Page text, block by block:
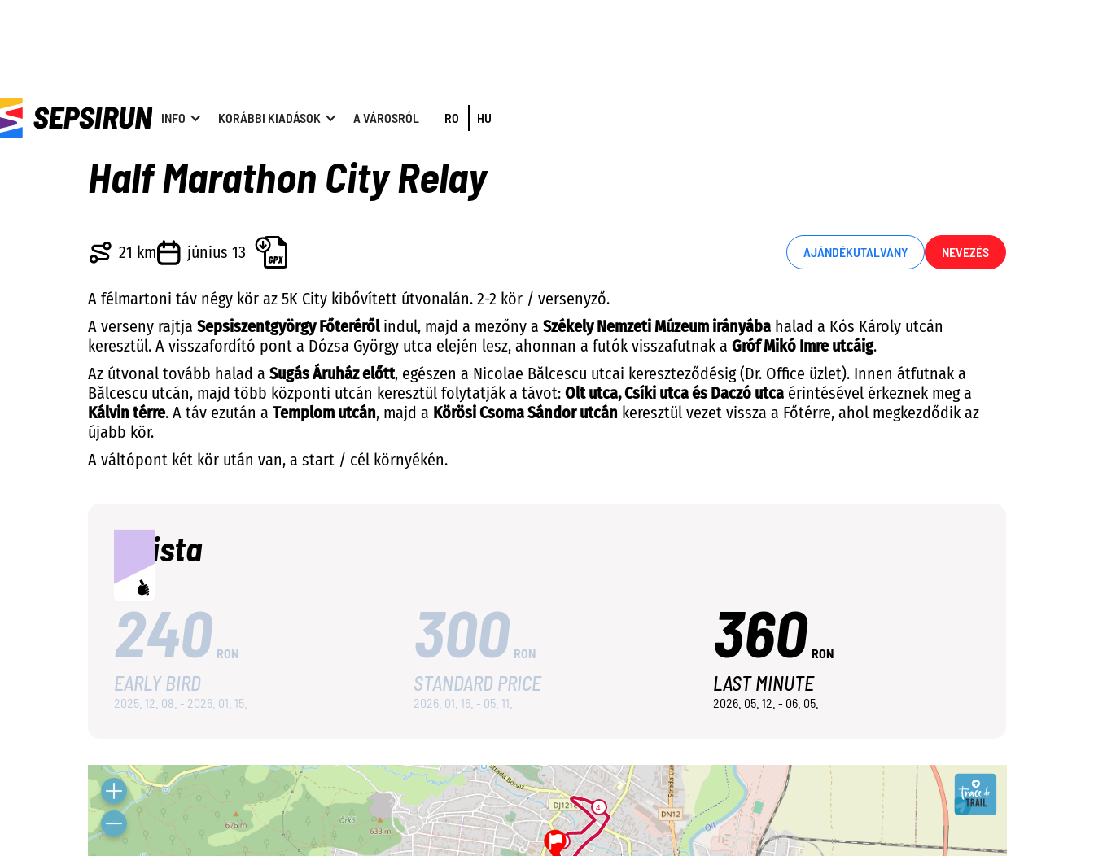
INFO KORÁBBI KIADÁSOK A VÁROSRÓL RO HU
Half Marathon City Relay
21 km június 13 AJÁNDÉKUTALVÁNY NEVEZÉS
A félmartoni táv négy kör az 5K City kibővített útvonalán. 2-2 kör / versenyző.
A verseny rajtja Sepsiszentgyörgy Főterérőlindul, majd a mezőny a Székely Nemzeti Múzeum irányábahalad a Kós Károly utcán
keresztül. A visszafordító pont a Dózsa György utca elején lesz, ahonnan a futók visszafutnak a Gróf Mikó Imre utcáig.
Az útvonal tovább halad a Sugás Áruház előtt, egészen a Nicolae Bălcescu utcai kereszteződésig (Dr. Office üzlet). Innen átfutnak a
Bălcescu utcán, majd több központi utcán keresztül folytatják a távot: Olt utca, Csíki utca és Daczó utcaérintésével érkeznek meg a
Kálvin térre. A táv ezután a Templom utcán, majd a Körösi Csoma Sándor utcánkeresztül vezet vissza a Főtérre, ahol megkezdődik az
újabb kör.
A váltópont két kör után van, a start / cél környékén.
Árlista
240 RON
EARLY BIRD
2025. 12. 08. - 2026. 01. 15.
300 RON
STANDARD PRICE
2026. 01. 16. - 05. 11.
360 RON
LAST MINUTE
2026. 05. 12. - 06. 05.